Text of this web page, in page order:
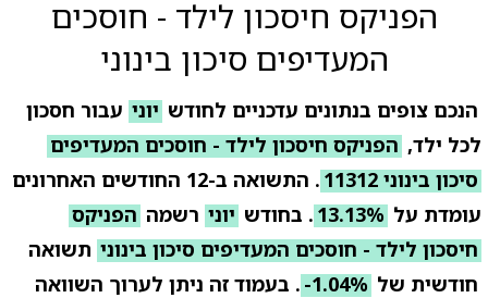
הפניקס חיסכון לילד - חוסכים
המעדיפים סיכון בינוני
הנכם צופים בנתונים עדכניים לחודש יוני עבור חסכון
לכל ילד, הפניקס חיסכון לילד - חוסכים המעדיפים
סיכון בינוני 11312
. התשואה ב-12 החודשים האחרונים
עומדת על 13.13% . בחודש יוני רשמה הפניקס
חיסכון לילד - חוסכים המעדיפים סיכון בינוני תשואה
חודשית של -1.04% . בעמוד זה ניתן לערוך השוואה